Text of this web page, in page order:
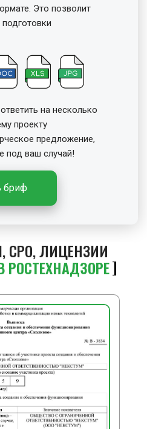
Это позволит
на несколько
проекту
предложение,
под ваш случай!
бриф
СРО, ЛИЦЕНЗИИ
РОСТЕХНАДЗОРЕ